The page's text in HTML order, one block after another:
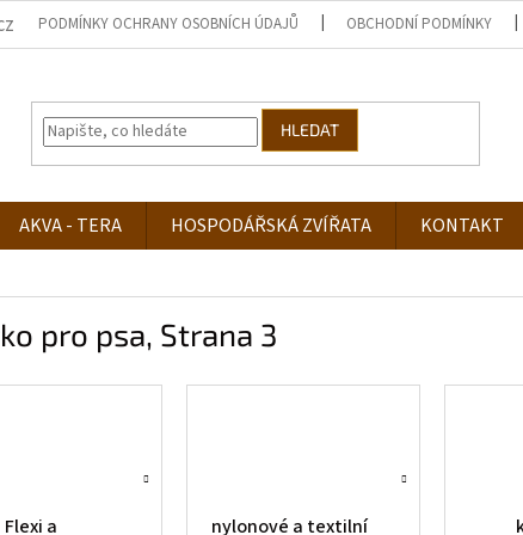
PODMÍNKY OCHRANY OSOBNÍCH ÚDAJŮ OBCHODNÍ PODMÍNKY
HLEDAT
AKVA - TERA HOSPODÁŘSKÁ ZVÍŘATA KONTAKT
pro psa, Strana 3
Flexi a
nylonové a textilní